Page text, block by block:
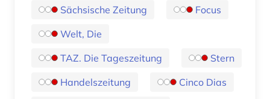
Sächsische Zeitung
Focus
Welt, Die
TAZ. Die Tageszeitung
Stern
Handelszeitung
Cinco Dias